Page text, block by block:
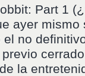
Part 1
ayer mismo
no
la